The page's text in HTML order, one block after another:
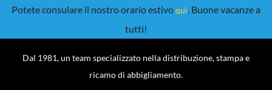
Potete consulare il nostro orario estivoqui. Buone vacanze a
tutti!
Dal 1981, un team specializzato nella distribuzione, stampa e
ricamo di abbigliamento.